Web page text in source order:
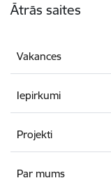
Ātrās saites
Vakances
Iepirkumi
Projekti
Par mums